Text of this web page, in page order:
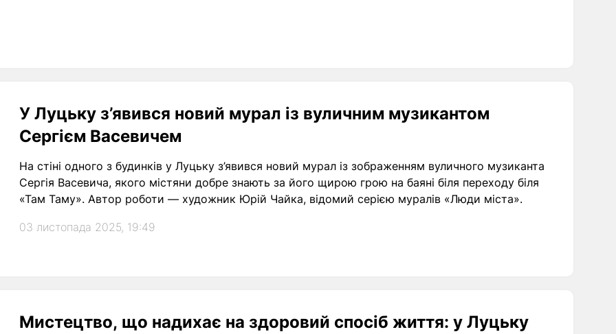
У Луцьку з’явився новий мурал із вуличним музикантом
Сергієм Васевичем
На стіні одного з будинків у Луцьку з’явився новий мурал із зображенням вуличного музиканта
Сергія Васевича, якого містяни добре знають за його щирою грою на баяні біля переходу біля
«Там Таму». Автор роботи — художник Юрій Чайка, відомий серією муралів «Люди міста».
03 листопада 2025, 19:49
Мистецтво, що надихає на здоровий спосіб життя: у Луцьку